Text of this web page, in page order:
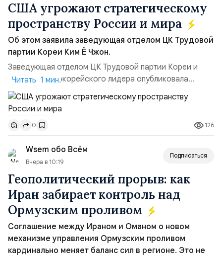
США угрожают стратегическому
пространству России и мира
Об этом заявила заведующая отделом ЦК Трудовой
партии Кореи Ким Ё Чжон.
Заведующая отделом ЦК Трудовой партии Кореи и
сестра северокорейского лидера опубликовала
заявление для прессы в ответ на проведение Токио
совместных с флотом США запусков крылатых ракет
Томагавк.«Япония отбросила обманчивую видимость
„исключительно оборонительной страны“ и выносит
вопрос о собственном ядерном вооружении на
всеобщее обозрение, одновреме...
Читать 1 мин.
0 126
Wsem обо Всём
Вчера в 10:19
Подписаться
Геополитический прорыв: как
Иран забирает контроль над
Ормузским проливом
Соглашение между Ираном и Оманом о новом
механизме управления Ормузским проливом
кардинально меняет баланс сил в регионе. Это не